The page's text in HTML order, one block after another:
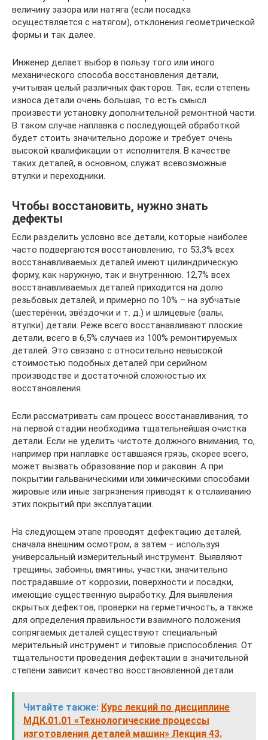
величину зазора или натяга (если посадка
осуществляется с натягом), отклонения геометрической
формы и так далее.
Инженер делает выбор в пользу того или иного
механического способа восстановления детали,
учитывая целый различных факторов. Так, если степень
износа детали очень большая, то есть смысл
произвести установку дополнительной ремонтной части.
В таком случае наплавка с последующей обработкой
будет стоить значительно дороже и требует очень
высокой квалификации от исполнителя. В качестве
таких деталей, в основном, служат всевозможные
втулки и переходники.
Чтобы восстановить, нужно знать
дефекты
Если разделить условно все детали, которые наиболее
часто подвергаются восстановлению, то 53,3% всех
восстанавливаемых деталей имеют цилиндрическую
форму, как наружную, так и внутреннюю. 12,7% всех
восстанавливаемых деталей приходится на долю
резьбовых деталей, и примерно по 10% – на зубчатые
(шестерёнки, звёздочки и т. д.) и шлицевые (валы,
втулки) детали. Реже всего восстанавливают плоские
детали, всего в 6,5% случаев из 100% ремонтируемых
деталей. Это связано с относительно невысокой
стоимостью подобных деталей при серийном
производстве и достаточной сложностью их
восстановления.
Если рассматривать сам процесс восстанавливания, то
на первой стадии необходима тщательнейшая очистка
детали. Если не уделить чистоте должного внимания, то,
например при наплавке оставшаяся грязь, скорее всего,
может вызвать образование пор и раковин. А при
покрытии гальваническими или химическими способами
жировые или иные загрязнения приводят к отслаиванию
этих покрытий при эксплуатации.
На следующем этапе проводят дефектацию деталей,
сначала внешним осмотром, а затем – используя
универсальный измерительный инструмент. Выявляют
трещины, забоины, вмятины, участки, значительно
пострадавшие от коррозии, поверхности и посадки,
имеющие существенную выработку. Для выявления
скрытых дефектов, проверки на герметичность, а также
для определения правильности взаимного положения
сопрягаемых деталей существуют специальный
мерительный инструмент и типовые приспособления. От
тщательности проведения дефектации в значительной
степени зависит качество восстановленной детали.
Читайте также: Курс лекций по дисциплине
МДК.01.01 «Технологические процессы
изготовления деталей машин» Лекция 43.